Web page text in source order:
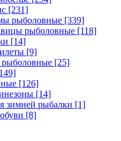
[231]
рыболовные [339]
рыболовные [118]
[14]
[9]
[25]
[126]
[14]
зимней рыбалки [1]
[8]